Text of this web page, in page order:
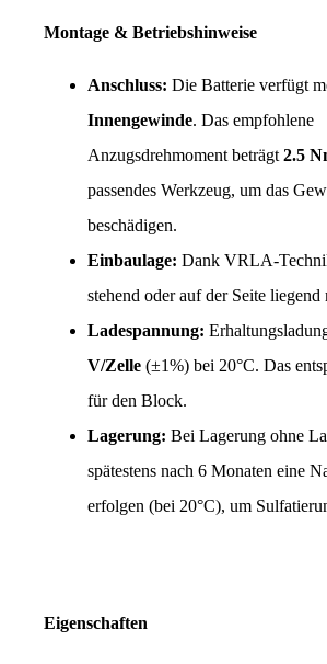
Montage & Betriebshinweise
Anschluss: Die Batterie verfügt
Innengewinde. Das empfohlene
Anzugsdrehmoment beträgt 2.5
passendes Werkzeug, um das
beschädigen.
Einbaulage: Dank VRLA-
stehend oder auf der Seite liegend
Ladespannung:
V/Zelle (±1%) bei 20°C. Das
für den Block.
Lagerung: Bei Lagerung ohne
spätestens nach 6 Monaten eine
erfolgen (bei 20°C), um
Eigenschaften